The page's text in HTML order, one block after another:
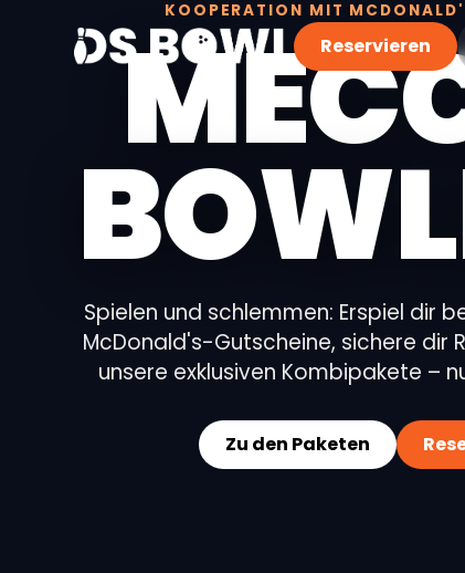
Reservieren
KOOPERATION MIT
Spielen und schlemmen: Erspiel dir
McDonald's-Gutscheine, sichere dir
unsere exklusiven Kombipakete –
Zu den Paketen